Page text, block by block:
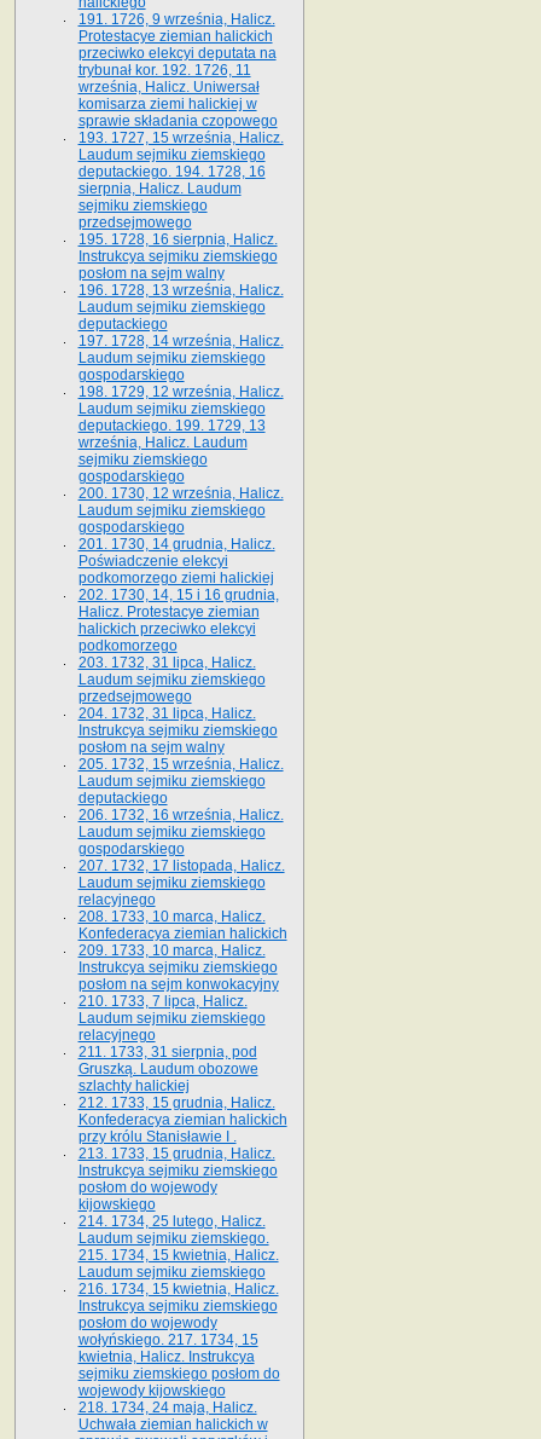
191. 1726, 9 września, Halicz.
Protestacye ziemian halickich
przeciwko elekcyi deputata na
trybunał kor. 192. 1726, 11
września, Halicz. Uniwersał
komisarza ziemi halickiej w
sprawie składania czopowego
193. 1727, 15 września, Halicz.
Laudum sejmiku ziemskiego
deputackiego. 194. 1728, 16
sierpnia, Halicz. Laudum
sejmiku ziemskiego
przedsejmowego
195. 1728, 16 sierpnia, Halicz.
Instrukcya sejmiku ziemskiego
posłom na sejm walny
196. 1728, 13 września, Halicz.
Laudum sejmiku ziemskiego
deputackiego
197. 1728, 14 września, Halicz.
Laudum sejmiku ziemskiego
gospodarskiego
198. 1729, 12 września, Halicz.
Laudum sejmiku ziemskiego
deputackiego. 199. 1729, 13
września, Halicz. Laudum
sejmiku ziemskiego
gospodarskiego
200. 1730, 12 września, Halicz.
Laudum sejmiku ziemskiego
gospodarskiego
201. 1730, 14 grudnia, Halicz.
Poświadczenie elekcyi
podkomorzego ziemi halickiej
202. 1730, 14, 15 i 16 grudnia,
Halicz. Protestacye ziemian
halickich przeciwko elekcyi
podkomorzego
203. 1732, 31 lipca, Halicz.
Laudum sejmiku ziemskiego
przedsejmowego
204. 1732, 31 lipca, Halicz.
Instrukcya sejmiku ziemskiego
posłom na sejm walny
205. 1732, 15 września, Halicz.
Laudum sejmiku ziemskiego
deputackiego
206. 1732, 16 września, Halicz.
Laudum sejmiku ziemskiego
gospodarskiego
207. 1732, 17 listopada, Halicz.
Laudum sejmiku ziemskiego
relacyjnego
208. 1733, 10 marca, Halicz.
Konfederacya ziemian halickich­
209. 1733, 10 marca, Halicz.
Instrukcya sejmiku ziemskiego
posłom na sejm konwokacyjny
210. 1733, 7 lipca, Halicz.
Laudum sejmiku ziemskiego
relacyjnego
211. 1733, 31 sierpnia, pod
Gruszką. Laudum obozowe
szlachty halickiej
212. 1733, 15 grudnia, Halicz.
Konfederacya ziemian halickich
przy królu Stanisławie I .
213. 1733, 15 grudnia, Halicz.
Instrukcya sejmiku ziemskiego
posłom do wojewody
kijowskiego
214. 1734, 25 lutego, Halicz.
Laudum sejmiku ziemskiego.
215. 1734, 15 kwietnia, Halicz.
Laudum sejmiku ziemskiego
216. 1734, 15 kwietnia, Halicz.
Instrukcya sejmiku ziemskiego
posłom do wojewody
wołyńskiego. 217. 1734, 15
kwietnia, Halicz. Instrukcya
sejmiku ziemskiego posłom do
wojewody kijowskiego
218. 1734, 24 maja, Halicz.
Uchwała ziemian halickich w